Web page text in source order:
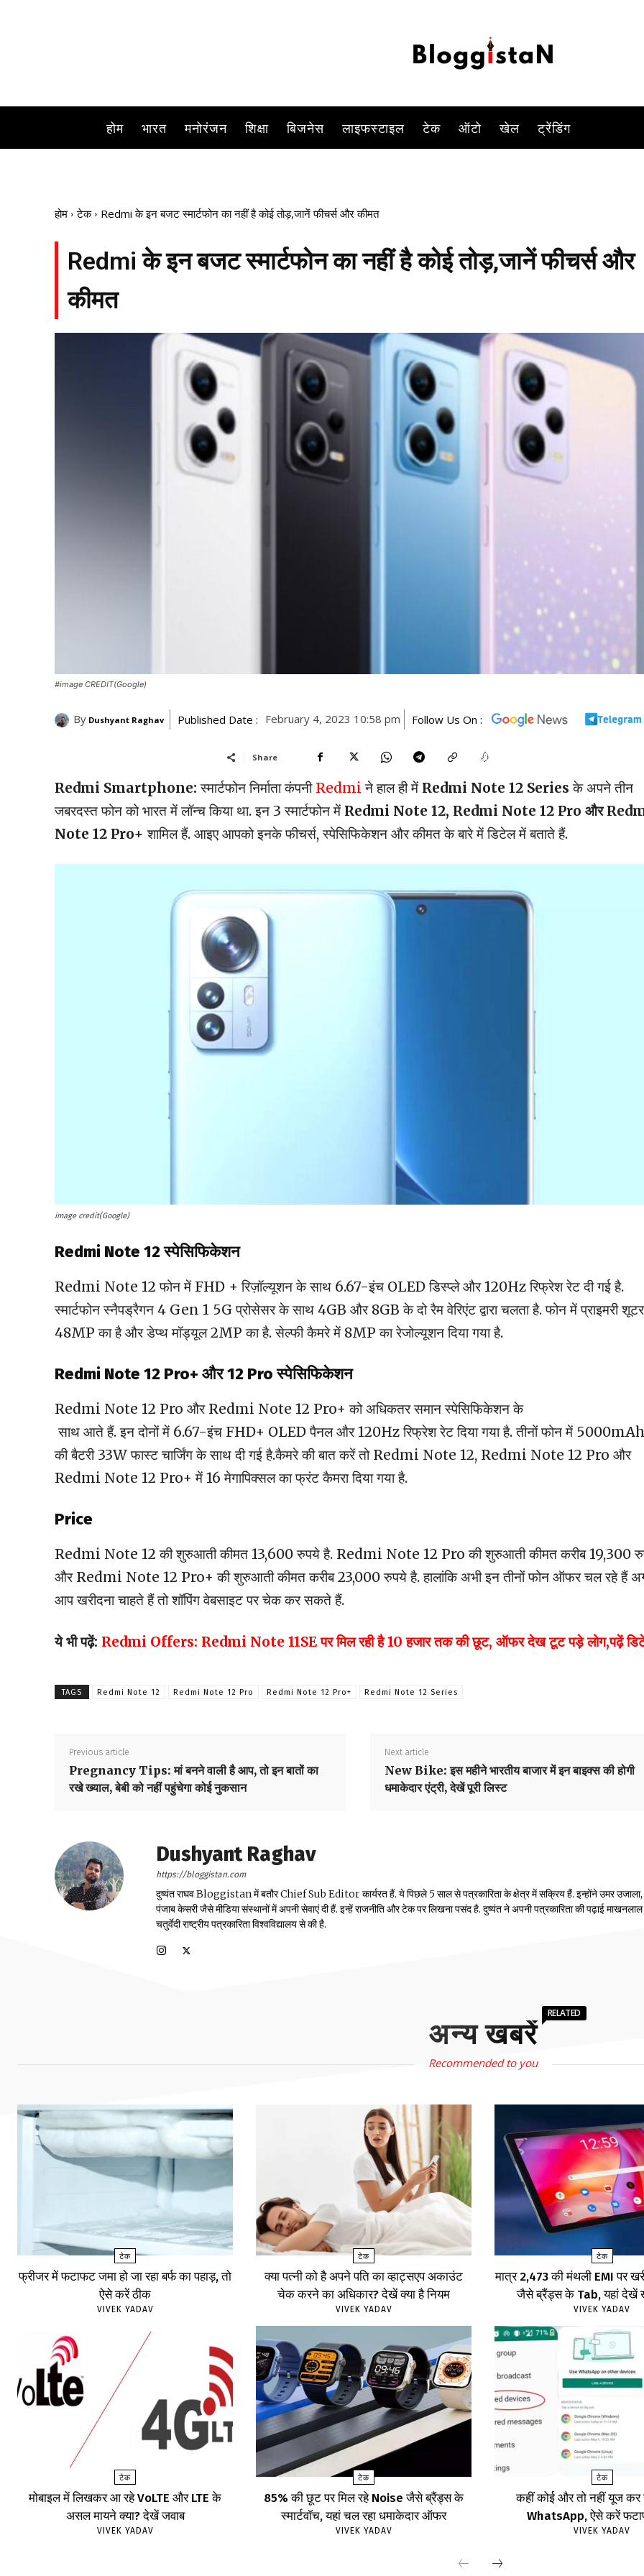
होम भारत मनोरंजन शिक्षा बिजनेस लाइफस्टाइल टेक ऑटो खेल ट्रेंडिंग
होम टेक Redmi के इन बजट स्मार्टफोन का नहीं है कोई तोड़,जानें फीचर्स और कीमत
Redmi के इन बजट स्मार्टफोन का नहीं है कोई तोड़,जानें फीचर्स और
कीमत
#image CREDIT(Google)
By Dushyant Raghav Published Date : February 4, 2023 10:58 pm Follow Us On :
Share
Redmi Smartphone: स्मार्टफोन निर्माता कंपनी Redmi ने हाल ही में Redmi Note 12 Series के अपने तीन
जबरदस्त फोन को भारत में लॉन्च किया था. इन 3 स्मार्टफोन में Redmi Note 12, Redmi Note 12 Pro और
Note 12 Pro+ शामिल हैं. आइए आपको इनके फीचर्स, स्पेसिफिकेशन और कीमत के बारे में डिटेल में बताते हैं.
image credit(Google)
Redmi Note 12 स्पेसिफिकेशन
Redmi Note 12 फोन में FHD + रिज़ॉल्यूशन के साथ 6.67-इंच OLED डिस्प्ले और 120Hz रिफ्रेश रेट दी गई है.
स्मार्टफोन स्नैपड्रैगन 4 Gen 1 5G प्रोसेसर के साथ 4GB और 8GB के दो रैम वेरिएंट द्वारा चलता है. फोन में प्राइमरी शूटर
48MP का है और डेप्थ मॉड्यूल 2MP का है. सेल्फी कैमरे में 8MP का रेजोल्यूशन दिया गया है.
Redmi Note 12 Pro+ और 12 Pro स्पेसिफिकेशन
Redmi Note 12 Pro और Redmi Note 12 Pro+ को अधिकतर समान स्पेसिफिकेशन के
साथ आते हैं. इन दोनों में 6.67-इंच FHD+ OLED पैनल और 120Hz रिफ्रेश रेट दिया गया है. तीनों फोन में
की बैटरी 33W फास्ट चार्जिंग के साथ दी गई है.कैमरे की बात करें तो Redmi Note 12, Redmi Note 12 Pro और
Redmi Note 12 Pro+ में 16 मेगापिक्सल का फ्रंट कैमरा दिया गया है.
Price
Redmi Note 12 की शुरुआती कीमत 13,600 रुपये है. Redmi Note 12 Pro की शुरुआती कीमत करीब 19,300
और Redmi Note 12 Pro+ की शुरुआती कीमत करीब 23,000 रुपये है. हालांकि अभी इन तीनों फोन ऑफर चल रहे हैं
आप खरीदना चाहते हैं तो शॉपिंग वेबसाइट पर चेक कर सकते हैं.
ये भी पढ़ें: Redmi Offers: Redmi Note 11SE पर मिल रही है 10 हजार तक की छूट, ऑफर देख टूट पड़े लोग,पढ़ें
TAGS Redmi Note 12 Redmi Note 12 Pro Redmi Note 12 Pro+ Redmi Note 12 Series
Previous article
Pregnancy Tips: मां बनने वाली है आप, तो इन बातों का
रखे ख्याल, बेबी को नहीं पहुंचेगा कोई नुकसान
Next article
New Bike: इस महीने भारतीय बाजार में इन बाइक्स की होगी
धमाकेदार एंट्री, देखें पूरी लिस्ट
Dushyant Raghav
https://bloggistan.com
दुष्यंत राघव Bloggistan में बतौर Chief Sub Editor कार्यरत हैं. ये पिछले 5 साल से पत्रकारिता के क्षेत्र में सक्रिय हैं. इन्होंने उमर उजाला,
पंजाब केसरी जैसे मीडिया संस्थानों में अपनी सेवाएं दी हैं. इन्हें राजनीति और टेक पर लिखना पसंद है. दुष्यंत ने अपनी पत्रकारिता की पढ़ाई माखनलाल
चतुर्वेदी राष्ट्रीय पत्रकारिता विश्वविद्यालय से की है.
अन्य खबरें
RELATED
Recommended to you
टेक
फ्रीजर में फटाफट जमा हो जा रहा बर्फ का पहाड़, तो
ऐसे करें ठीक
VIVEK YADAV
टेक
क्या पत्नी को है अपने पति का व्हाट्सएप अकाउंट
चेक करने का अधिकार? देखें क्या है नियम
VIVEK YADAV
टेक
मात्र ₹2,473 की मंथली EMI पर
जैसे ब्रैंड्स के Tab, यहां देखें
VIVEK YADAV
टेक
मोबाइल में लिखकर आ रहे VoLTE और LTE के
असल मायने क्या? देखें जवाब
VIVEK YADAV
टेक
85% की छूट पर मिल रहे Noise जैसे ब्रैंड्स के
स्मार्टवॉच, यहां चल रहा धमाकेदार ऑफर
VIVEK YADAV
टेक
कहीं कोई और तो नहीं यूज कर
WhatsApp, ऐसे करें
VIVEK YADAV